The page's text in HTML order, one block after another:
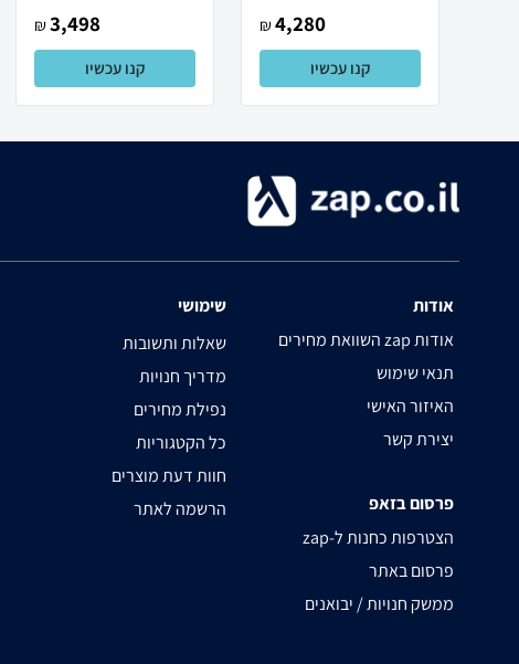
4,280
₪
קנו עכשיו
3,498
₪
קנו עכשיו
אודות
השוואת מחירים zap אודות
תנאי שימוש
האיזור האישי
יצירת קשר
פרסום בזאפ
zap-הצטרפות כחנות ל
פרסום באתר
ממשק חנויות / יבואנים
שימושי
שאלות ותשובות
מדריך חנויות
נפילת מחירים
כל הקטגוריות
חוות דעת מוצרים
הרשמה לאתר